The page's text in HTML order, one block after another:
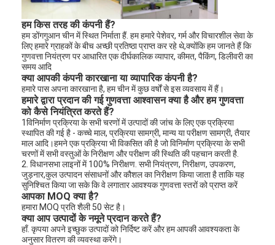
हम किस तरह की कंपनी हैं?
हम डोंगगुआन चीन में स्थित निर्माता हैं. हम हमारे पेशेवर, गर्म और विचारशील सेवा के
लिए हमारे ग्राहकों के बीच अच्छी प्रतिष्ठा प्राप्त कर रहे थे,क्योंकि हम जानते हैं कि
गुणवत्ता नियंत्रण पर आधारित एक दीर्घकालिक व्यापार, कीमत, पैकिंग, डिलीवरी का
समय आदि
क्या आपकी कंपनी कारखाना या व्यापारिक कंपनी है?
हमारे पास अपना कारखाना है, हम चीन में कुछ वर्षों से इस व्यवसाय में हैं।
हमारे द्वारा प्रदान की गई गुणवत्ता आश्वासन क्या है और हम गुणवत्ता
को कैसे नियंत्रित करते हैं?
1विनिर्माण प्रक्रिया के सभी चरणों में उत्पादों की जांच के लिए एक प्रक्रिया
स्थापित की गई है - कच्चे माल, प्रक्रिया सामग्री, मान्य या परीक्षण सामग्री, तैयार
माल आदि।हमने एक प्रक्रिया भी विकसित की है जो विनिर्माण प्रक्रिया के सभी
चरणों में सभी वस्तुओं के निरीक्षण और परीक्षण की स्थिति की पहचान करती है.
2. विधानसभा लाइनों में 100% निरीक्षण. सभी नियंत्रण, निरीक्षण, उपकरण,
जुड़नार,कुल उत्पादन संसाधनों और कौशल का निरीक्षण किया जाता है ताकि यह
सुनिश्चित किया जा सके कि वे लगातार आवश्यक गुणवत्ता स्तरों को प्राप्त करें
आपका MOQ क्या है?
हमारा MOQ प्रति शैली 50 सेट है।
क्या आप उत्पादों के नमूने प्रदान करते हैं?
हाँ. कृपया अपने इच्छुक उत्पादों को निर्दिष्ट करें और हम आपकी आवश्यकता के
अनुसार वितरण की व्यवस्था करेंगे।